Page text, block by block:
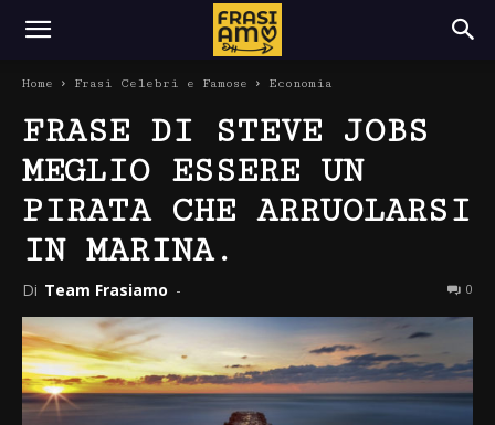
Home Frasi Celebri e Famose Economia
FRASE DI STEVE JOBS
MEGLIO ESSERE UN
PIRATA CHE ARRUOLARSI
IN MARINA.
Di Team Frasiamo - 0